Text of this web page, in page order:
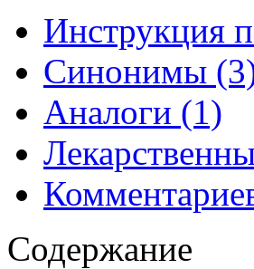
Инструкция
Синонимы
Аналоги (1)
Содержание